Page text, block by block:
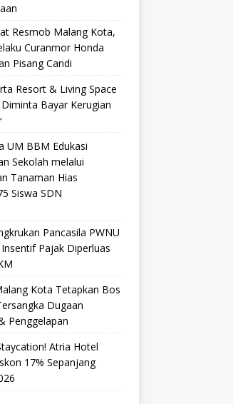
Resmob Malang Kota,
Curanmor Honda
Pisang Candi
Resort & Living Space
Bayar Kerugian
UM BBM Edukasi
Sekolah melalui
Tanaman Hias
Siswa SDN
Pancasila PWNU
Pajak Diperluas
Kota Tetapkan Bos
Dugaan
Penggelapan
Atria Hotel
17% Sepanjang